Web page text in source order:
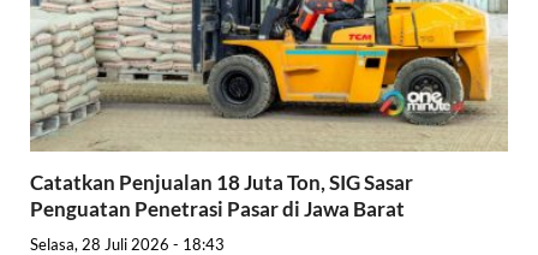
Catatkan Penjualan 18 Juta Ton, SIG Sasar
Penguatan Penetrasi Pasar di Jawa Barat
Selasa, 28 Juli 2026 - 18:43